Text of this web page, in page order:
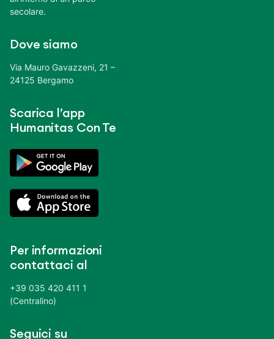
secolare.
Dove siamo
Via Mauro Gavazzeni, 21 –
24125 Bergamo
Scarica l’app
Humanitas Con Te
Per informazioni
contattaci al
+39 035 420 411 1
(Centralino)
Seguici su